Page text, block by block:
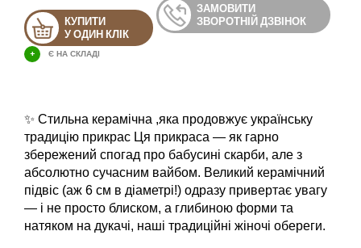
КУПИТИ
У ОДИН КЛІК
ЗАМОВИТИ
ЗВОРОТНІЙ ДЗВІНОК
+ Є НА СКЛАДІ
✨ Стильна керамічна ,яка продовжує українську
традицію прикрас Ця прикраса — як гарно
збережений спогад про бабусині скарби, але з
абсолютно сучасним вайбом. Великий керамічний
підвіс (аж 6 см в діаметрі!) одразу привертає увагу
— і не просто блиском, а глибиною форми та
натяком на дукачі, наші традиційні жіночі обереги.